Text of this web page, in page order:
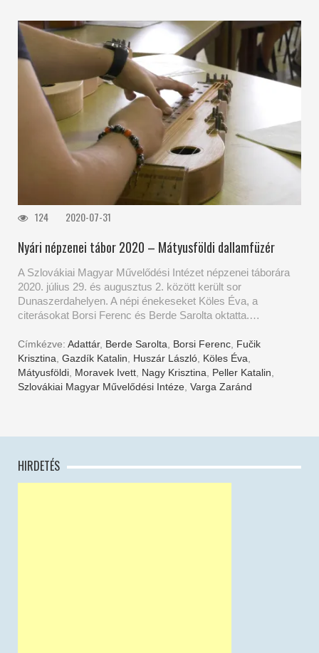
124 2020-07-31
Nyári népzenei tábor 2020 – Mátyusföldi dallamfüzér
A Szlovákiai Magyar Művelődési Intézet népzenei táborára
2020. július 29. és augusztus 2. között került sor
Dunaszerdahelyen. A népi énekeseket Köles Éva, a
citerásokat Borsi Ferenc és Berde Sarolta oktatta.…
Címkézve: Adattár, Berde Sarolta Borsi Ferenc Fučik
Krisztina Gazdík Katalin Huszár László Köles Éva
Mátyusföldi Moravek Ivett Nagy Krisztina Peller Katalin
Szlovákiai Magyar Művelődési Intéze Varga Zaránd
HIRDETÉS